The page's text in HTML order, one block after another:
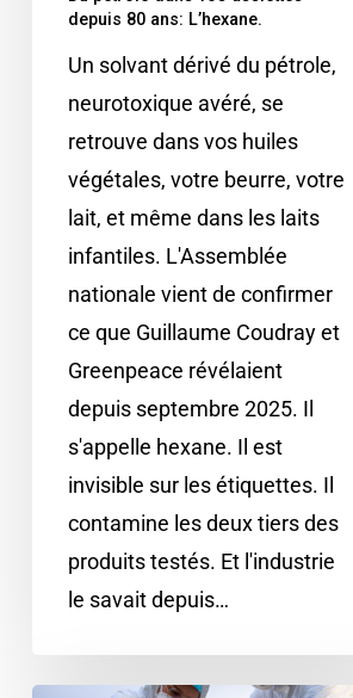
depuis 80 ans: L’hexane.
Un solvant dérivé du pétrole,
neurotoxique avéré, se
retrouve dans vos huiles
végétales, votre beurre, votre
lait, et même dans les laits
infantiles. L'Assemblée
nationale vient de confirmer
ce que Guillaume Coudray et
Greenpeace révélaient
depuis septembre 2025. Il
s'appelle hexane. Il est
invisible sur les étiquettes. Il
contamine les deux tiers des
produits testés. Et l'industrie
le savait depuis…